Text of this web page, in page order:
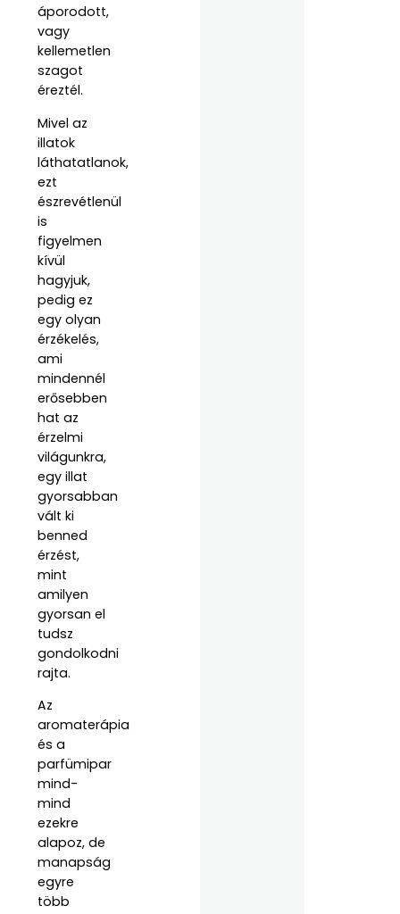
áporodott,
vagy
kellemetlen
szagot
éreztél.
Mivel az
illatok
láthatatlanok,
ezt
észrevétlenül
is
figyelmen
kívül
hagyjuk,
pedig ez
egy olyan
érzékelés,
ami
mindennél
erősebben
hat az
érzelmi
világunkra,
egy illat
gyorsabban
vált ki
benned
érzést,
mint
amilyen
gyorsan el
tudsz
gondolkodni
rajta.
Az
aromaterápia
és a
parfümipar
mind-
mind
ezekre
alapoz, de
manapság
egyre
több